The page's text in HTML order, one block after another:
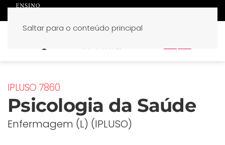
Saltar para o conteúdo principal
IPLUSO 7860
Psicologia da Saúde
Enfermagem (L) (IPLUSO)